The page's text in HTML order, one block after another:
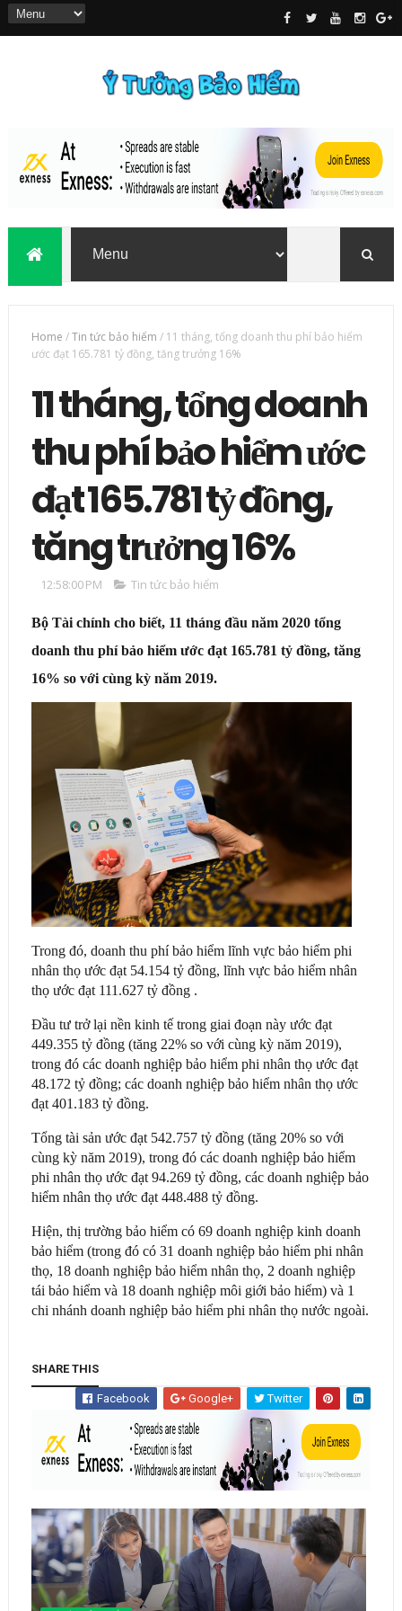
Home /Tin tức bảo hiểm / 11 tháng, tổng doanh thu phí bảo hiểm
ước đạt 165.781 tỷ đồng, tăng trưởng 16%
11 tháng, tổng doanh
thu phí bảo hiểm ước
đạt 165.781 tỷ đồng,
tăng trưởng 16%
12:58:00 PM Tin tức bảo hiểm
Bộ Tài chính cho biết, 11 tháng đầu năm 2020 tổng
doanh thu phí bảo hiểm ước đạt 165.781 tỷ đồng, tăng
16% so với cùng kỳ năm 2019.
Trong đó, doanh thu phí bảo hiểm lĩnh vực bảo hiểm phi
nhân thọ ước đạt 54.154 tỷ đồng, lĩnh vực bảo hiểm nhân
thọ ước đạt 111.627 tỷ đồng .
Đầu tư trở lại nền kinh tế trong giai đoạn này ước đạt
449.355 tỷ đồng (tăng 22% so với cùng kỳ năm 2019),
trong đó các doanh nghiệp bảo hiểm phi nhân thọ ước đạt
48.172 tỷ đồng; các doanh nghiệp bảo hiểm nhân thọ ước
đạt 401.183 tỷ đồng.
Tổng tài sản ước đạt 542.757 tỷ đồng (tăng 20% so với
cùng kỳ năm 2019), trong đó các doanh nghiệp bảo hiểm
phi nhân thọ ước đạt 94.269 tỷ đồng, các doanh nghiệp bảo
hiểm nhân thọ ước đạt 448.488 tỷ đồng.
Hiện, thị trường bảo hiểm có 69 doanh nghiệp kinh doanh
bảo hiểm (trong đó có 31 doanh nghiệp bảo hiểm phi nhân
thọ, 18 doanh nghiệp bảo hiểm nhân thọ, 2 doanh nghiệp
tái bảo hiểm và 18 doanh nghiệp môi giới bảo hiểm) và 1
chi nhánh doanh nghiệp bảo hiểm phi nhân thọ nước ngoài.
SHARE THIS
Facebook Google+ Twitter